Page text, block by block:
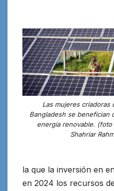
Las mujeres criadoras
Bangladesh se benefician
energía renovable. (foto
Shahriar
la que la inversión en
en 2024 los recursos